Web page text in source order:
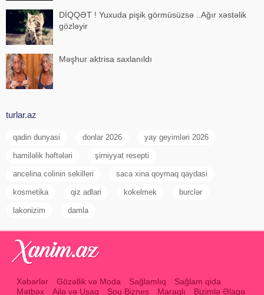
DİQQƏT ! Yuxuda pişik görmüsüzsə ..Ağır xəstəlik
gözləyir
Məşhur aktrisa saxlanıldı
turlar.az
qadin dunyasi donlar 2026 yay geyimləri 2026
hamiləlik həftələri şirniyyat resepti
ancelina colinin sekilleri saca xina qoymaq qaydasi
kosmetika qiz adlari kokelmek burclər
lakonizim damla
Xəbərlər Gözəllik və Moda Sağlamlıq
Sağlam qida
Mətbəx
Ailə və Uşaq Şou Biznes Maraqlı Bizimlə Əlaqə